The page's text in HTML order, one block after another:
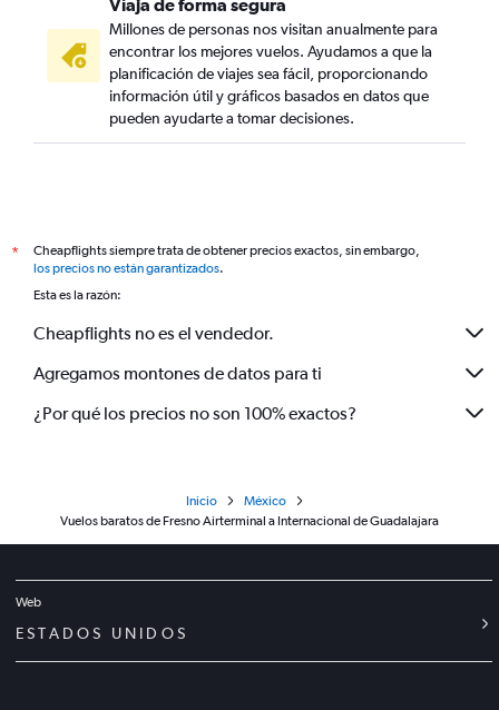
Viaja de forma segura
Millones de personas nos visitan anualmente para
encontrar los mejores vuelos. Ayudamos a que la
planificación de viajes sea fácil, proporcionando
información útil y gráficos basados en datos que
pueden ayudarte a tomar decisiones.
*
Cheapflights siempre trata de obtener precios exactos, sin embargo,
los precios no están garantizados.
Esta es la razón:
Cheapflights no es el vendedor.
Agregamos montones de datos para ti
¿Por qué los precios no son 100% exactos?
Inicio
México
Vuelos baratos de Fresno Airterminal a Internacional de Guadalajara
Web
ESTADOS UNIDOS